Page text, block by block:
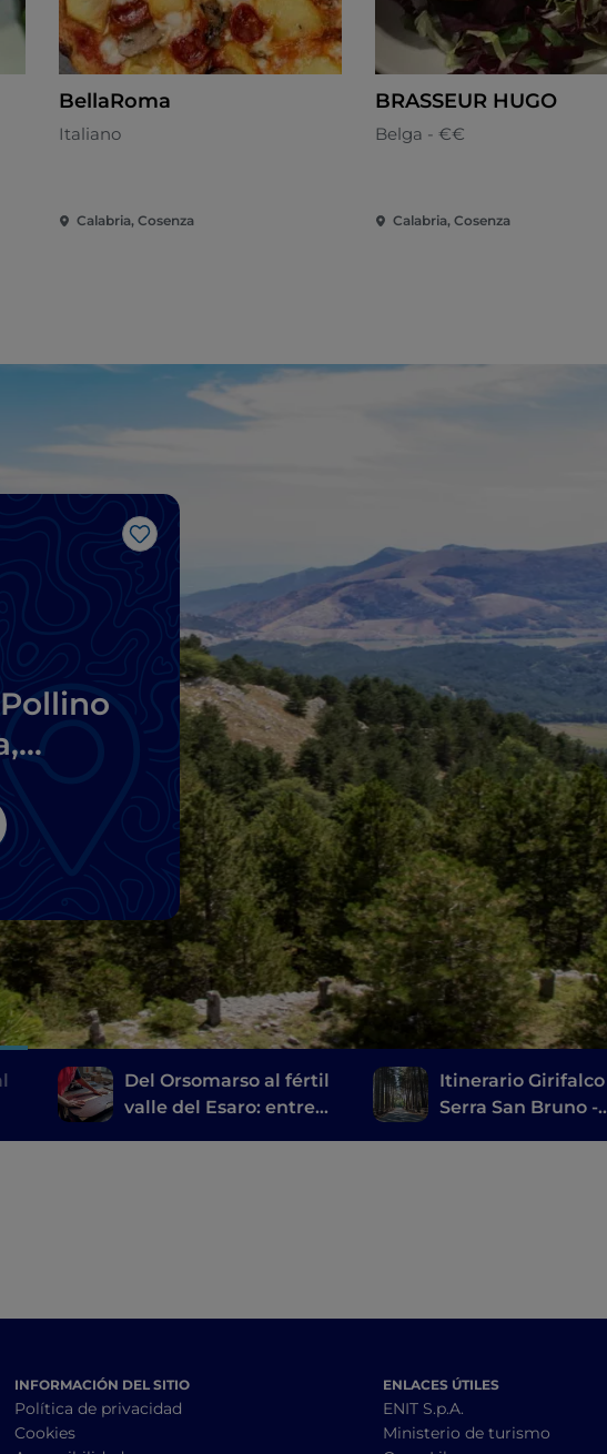
BellaRoma
Italiano
Calabria, Cosenza
BRASSEUR HUGO
Belga - €€
Calabria, Cosenza
Me gusta
a las
Del Orsomarso al fértil
valle del Esaro: entre
Itinerario Girifalco
Serra San Bruno -
INFORMACIÓN DEL SITIO
Política de privacidad
Cookies
ENLACES ÚTILES
ENIT S.p.A.
Ministerio de turismo